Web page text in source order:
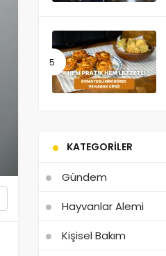
KATEGORILER
Gündem
Hayvanlar Alemi
Kişisel Bakım